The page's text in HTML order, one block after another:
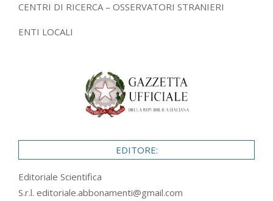
CENTRI DI RICERCA – OSSERVATORI STRANIERI
ENTI LOCALI
EDITORE:
Editoriale Scientifica
S.r.l. editoriale.abbonamenti@gmail.com